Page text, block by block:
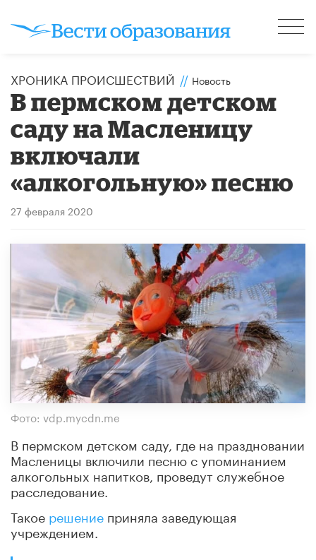
ХРОНИКА ПРОИСШЕСТВИЙ // Новость
В пермском детском
саду на Масленицу
включали
«алкогольную» песню
27 февраля 2020
Фото: vdp.mycdn.me
В пермском детском саду, где на праздновании
Масленицы включили песню с упоминанием
алкогольных напитков, проведут служебное
расследование.
Такое решение приняла заведующая
учреждением.